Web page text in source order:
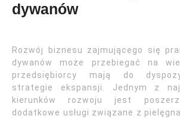
dywanów
Rozwój biznesu zajmującego się
dywanów może przebiegać na
przedsiębiorcy mają do
strategie ekspansji. Jednym z
kierunków rozwoju jest
dodatkowe usługi związane z